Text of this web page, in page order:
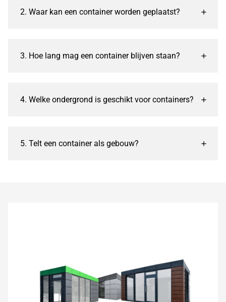
2. Waar kan een container worden geplaatst?
3. Hoe lang mag een container blijven staan?
4. Welke ondergrond is geschikt voor containers?
5. Telt een container als gebouw?